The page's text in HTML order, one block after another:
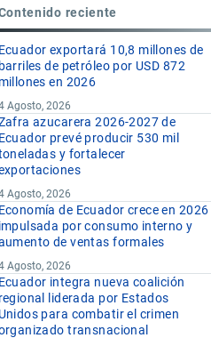
U.F
u
reciente
Ecuador exportará 10,8 millones de
barriles de petróleo por USD 872
millones en 2026
Agosto, 2026
azucarera 2026-2027 de
Ecuador prevé producir 530 mil
y fortalecer
Agosto, 2026
Economía de Ecuador crece en 2026
impulsada por consumo interno y
de ventas formales
Agosto, 2026
Ecuador integra nueva coalición
regional liderada por Estados
Unidos para combatir el crimen
transnacional